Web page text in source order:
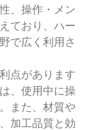
、操作・メン
ており、ハー
で広く利用さ
点があります
、使用中に操
また、材質や
加工品質と効